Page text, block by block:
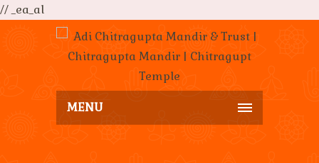
// _ea_al
MENU